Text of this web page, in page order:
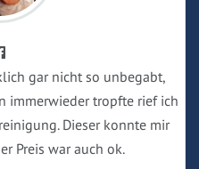
gar nicht so unbegabt,
immerwieder tropfte rief ich
Dieser konnte mir
Preis war auch ok.